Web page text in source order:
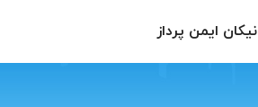
نیکان ایمن پرداز